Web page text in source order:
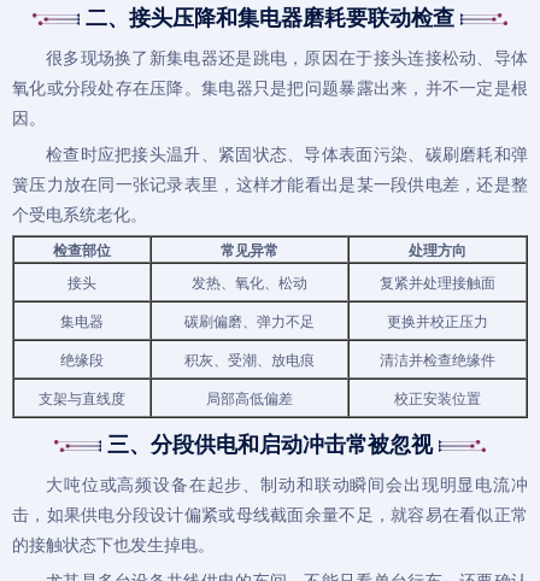
二、接头压降和集电器磨耗要联动检查
很多现场换了新集电器还是跳电，原因在于接头连接松动、导体
氧化或分段处存在压降。集电器只是把问题暴露出来，并不一定是根
因。
检查时应把接头温升、紧固状态、导体表面污染、碳刷磨耗和弹
簧压力放在同一张记录表里，这样才能看出是某一段供电差，还是整
个受电系统老化。
检查部位 常见异常 处理方向
接头 发热、氧化、松动
复紧并处理接触面
集电器
碳刷偏磨、弹力不足
更换并校正压力
绝缘段
积灰、受潮、放电痕
清洁并检查绝缘件
支架与直线度
局部高低偏差 校正安装位置
三、分段供电和启动冲击常被忽视
大吨位或高频设备在起步、制动和联动瞬间会出现明显电流冲
击，如果供电分段设计偏紧或母线截面余量不足，就容易在看似正常
的接触状态下也发生掉电。